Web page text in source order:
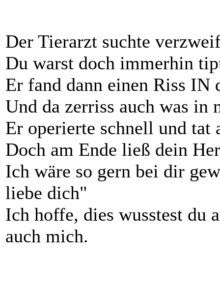
Der Tierarzt suchte
Du warst doch immerhin
Er fand dann einen Riss IN
Und da zerriss auch was in
Er operierte schnell und tat
Doch am Ende ließ dein
Ich wäre so gern bei dir
liebe dich"
Ich hoffe, dies wusstest du
auch mich.